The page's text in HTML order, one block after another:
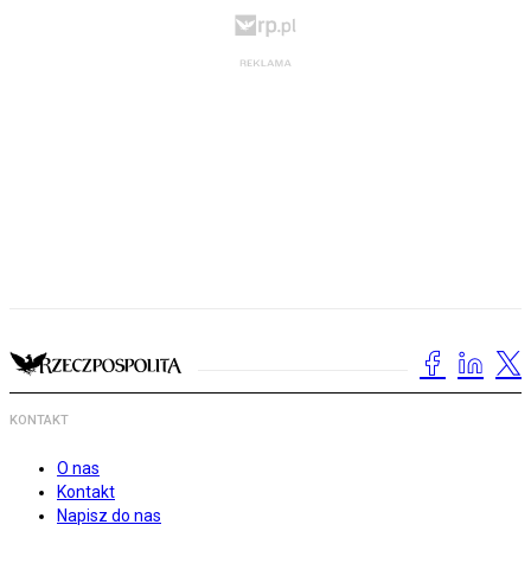
KONTAKT
O nas
Kontakt
Napisz do nas